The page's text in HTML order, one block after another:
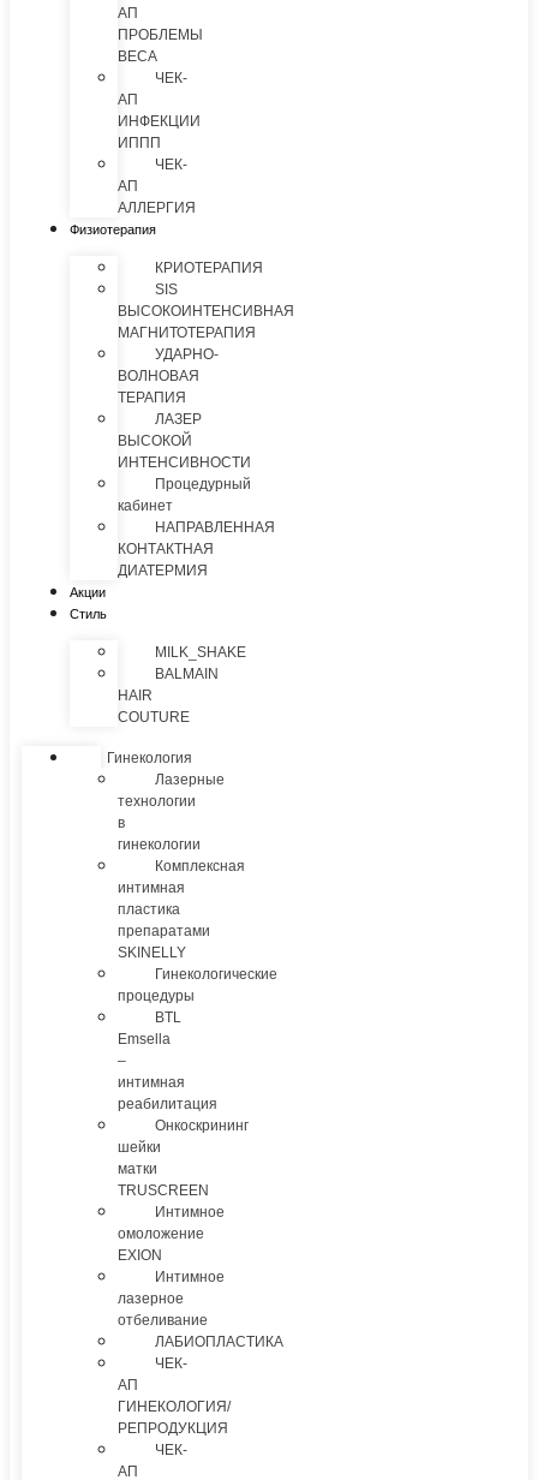
АП
ПРОБЛЕМЫ
ВЕСА
ЧЕК-
АП
ИНФЕКЦИИ
ИППП
ЧЕК-
АП
АЛЛЕРГИЯ
Физиотерапия
КРИОТЕРАПИЯ
SIS
ВЫСОКОИНТЕНСИВНАЯ
МАГНИТОТЕРАПИЯ
УДАРНО-
ВОЛНОВАЯ
ТЕРАПИЯ
ЛАЗЕР
ВЫСОКОЙ
ИНТЕНСИВНОСТИ
Процедурный
кабинет
НАПРАВЛЕННАЯ
КОНТАКТНАЯ
ДИАТЕРМИЯ
Акции
Стиль
MILK_SHAKE
BALMAIN
HAIR
COUTURE
Гинекология
Лазерные
технологии
в
гинекологии
Комплексная
интимная
пластика
препаратами
SKINELLY
Гинекологические
процедуры
BTL
Emsella
–
интимная
реабилитация
Онкоскрининг
шейки
матки
TRUSCREEN
Интимное
омоложение
EXION
Интимное
лазерное
отбеливание
ЛАБИОПЛАСТИКА
ЧЕК-
АП
ГИНЕКОЛОГИЯ/
РЕПРОДУКЦИЯ
ЧЕК-
АП